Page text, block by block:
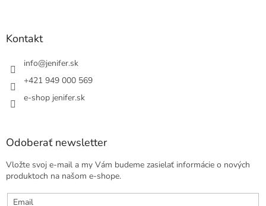
Kontakt
info@jenifer.sk
+421 949 000 569
e-shop jenifer.sk
Odoberať newsletter
Vložte svoj e-mail a my Vám budeme zasielať informácie o nových
produktoch na našom e-shope.
Email